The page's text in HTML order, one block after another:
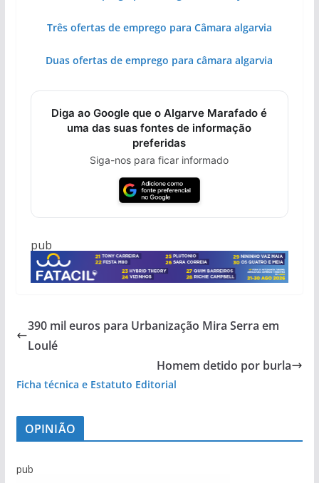
Três ofertas de emprego para Câmara algarvia
Duas ofertas de emprego para câmara algarvia
Diga ao Google que o Algarve Marafado é
uma das suas fontes de informação
preferidas
Siga-nos para ficar informado
pub
390 mil euros para Urbanização Mira Serra em
Loulé
Homem detido por burla
Ficha técnica e Estatuto Editorial
OPINIÃO
pub